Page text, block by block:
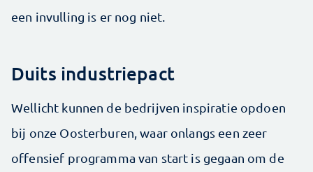
een invulling is er nog niet.
Duits industriepact
Wellicht kunnen de bedrijven inspiratie opdoen
bij onze Oosterburen, waar onlangs een zeer
offensief programma van start is gegaan om de